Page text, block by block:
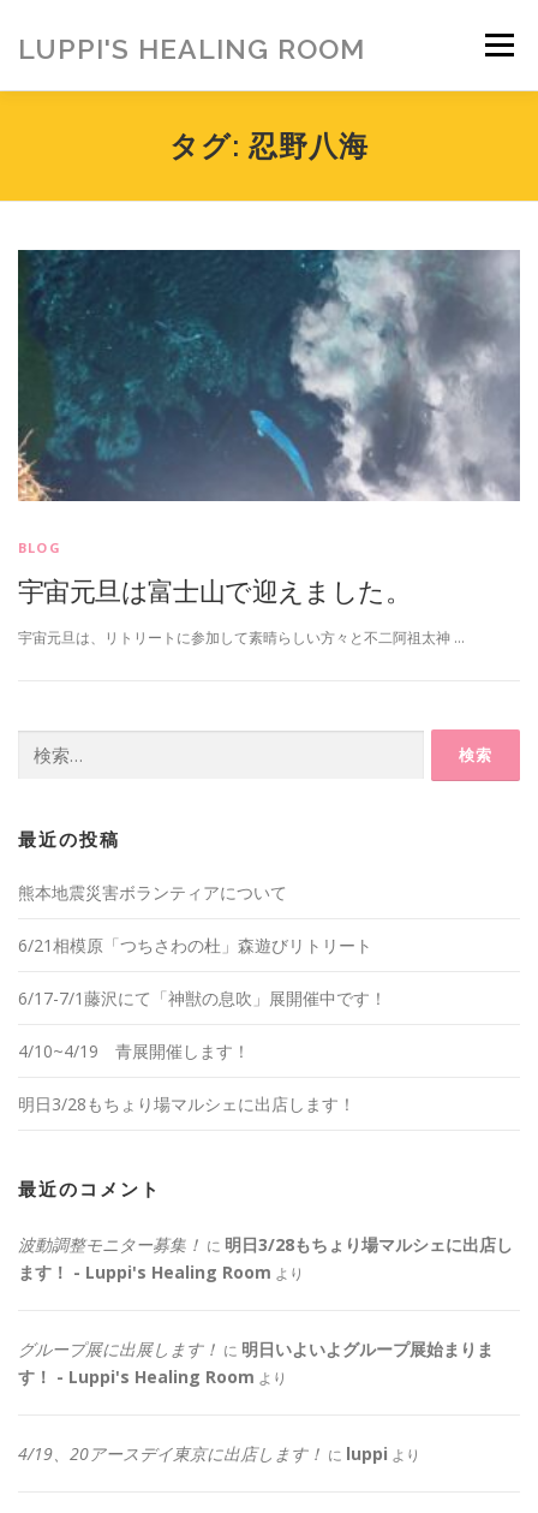
ッ
LUPPI'S HEALING ROOM メニュー
ご挨拶 MENU お客様の声
アメブロ お問い合わせ ご寄付のお願い
タグ: 忍野八海
BLOG
宇宙元旦は富士山で迎えました。
宇宙元旦は、リトリートに参加して素晴らしい方々と不二阿祖太神 …
索:
最近の投稿
熊本地震災害ボランティアについて
6/21相模原「つちさわの杜」森遊びリトリート
6/17-7/1藤沢にて「神獣の息吹」展開催中です！
4/10~4/19 青展開催します！
明日3/28もちょり場マルシェに出店します！
最近のコメント
波動調整モニター募集！ に 明日3/28もちょり場マルシェに出店し
ます！ - Luppi's Healing Room より
グループ展に出展します！ に 明日いよいよグループ展始まりま
す！ - Luppi's Healing Room より
4/19、20アースデイ東京に出店します！ に luppi より